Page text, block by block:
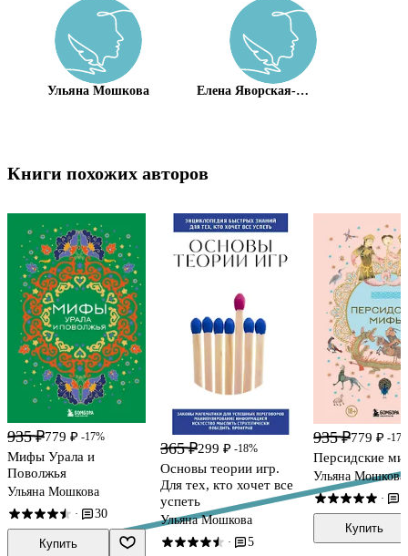
Ульяна Мошкова
Елена Яворская-
Книги похожих авторов
935 ₽779 ₽ -17%
Мифы Урала и
Поволжья
Ульяна Мошкова
· 30
Купить
365 ₽299 ₽ -18%
Основы теории игр.
Для тех, кто хочет все
успеть
Ульяна Мошкова
· 5
935 ₽779 ₽ -
Персидские
Ульяна Мошкова
·
Купить